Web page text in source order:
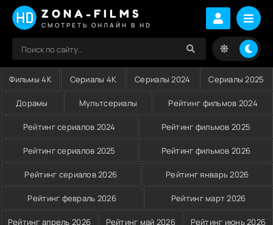
ZONA-FILMS
СМОТРЕТЬ ОНЛАЙН В HD
Фильмы 4K Сериалы 4K Сериалы 2024 Сериалы 2025
Дорамы Мультсериалы Рейтинг фильмов 2024
Рейтинг сериалов 2024 Рейтинг фильмов 2025
Рейтинг сериалов 2025 Рейтинг фильмов 2026
Рейтинг сериалов 2026 Рейтинг январь 2026
Рейтинг февраль 2026 Рейтинг март 2026
Рейтинг апрель 2026 Рейтинг май 2026 Рейтинг июнь 2026